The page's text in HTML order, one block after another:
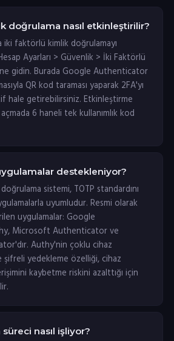
doğrulama nasıl etkinleştirilir?
iki faktörlü kimlik doğrulamayı
Ayarları > Güvenlik > İki Faktörlü
gidin. Burada Google Authenticator
QR kod taraması yaparak 2FA'yı
hale getirebilirsiniz. Etkinleştirme
6 haneli tek kullanımlık kod
destekleniyor?
sistemi, TOTP standardını
uyumludur. Resmi olarak
uygulamalar: Google
Microsoft Authenticator ve
Authy'nin çoklu cihaz
şifreli yedekleme özelliği, cihaz
kaybetme riskini azalttığı için
nasıl işliyor?